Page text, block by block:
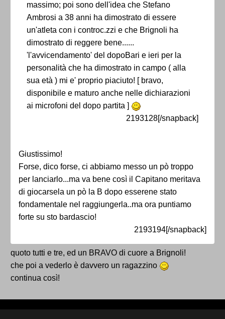
massimo; poi sono dell'idea che Stefano
Ambrosi a 38 anni ha dimostrato di essere
un'atleta con i controc.zzi e che Brignoli ha
dimostrato di reggere bene......
'l'avvicendamento' del dopoBari e ieri per la
personalità che ha dimostrato in campo ( alla
sua età ) mi e' proprio piaciuto! [ bravo,
disponibile e maturo anche nelle dichiarazioni
ai microfoni del dopo partita ]
2193128[/snapback]
Giustissimo!
Forse, dico forse, ci abbiamo messo un pò troppo
per lanciarlo...ma va bene così il Capitano meritava
di giocarsela un pò la B dopo esserene stato
fondamentale nel raggiungerla..ma ora puntiamo
forte su sto bardascio!
2193194[/snapback]
quoto tutti e tre, ed un BRAVO di cuore a Brignoli!
che poi a vederlo è davvero un ragazzino
continua così!